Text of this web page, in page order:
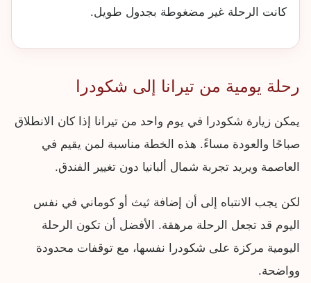
كانت الرحلة غير مضغوطة بجدول طويل.
رحلة يومية من تيرانا إلى شكودرا
يمكن زيارة شكودرا في يوم واحد من تيرانا إذا كان الانطلاق
صباحًا والعودة مساءً. هذه الخطة مناسبة لمن يقيم في
العاصمة ويريد تجربة شمال ألبانيا دون تغيير الفندق.
لكن يجب الانتباه إلى أن إضافة ثيث أو كوماني في نفس
اليوم قد تجعل الرحلة مرهقة. الأفضل أن تكون الرحلة
اليومية مركزة على شكودرا نفسها، مع توقفات محدودة
وواضحة.